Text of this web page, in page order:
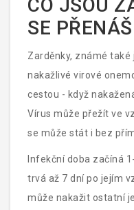
lymfatických uzlin,
to jen nachlazení.
zejména pro těhotné
když se objeví?
CO JSOU
SE
Zarděnky, známé také
nakažlivé virové
cestou - když
Vírus může přežít ve
se může stát i bez
stejném prostoru jako
Infekční doba začíná
trvá až 7 dní po jejím
může nakažit ostatní